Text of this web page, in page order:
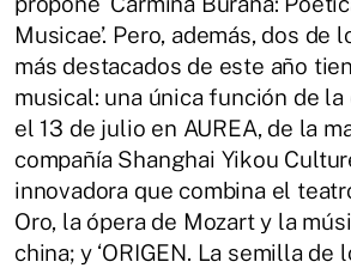
Musicae’. Pero, además, dos de
más destacados de este año
musical: una única función de la
el 13 de julio en AUREA, de la
compañía Shanghai Yikou
innovadora que combina el
Oro, la ópera de Mozart y la
china; y ‘ORIGEN. La semilla de